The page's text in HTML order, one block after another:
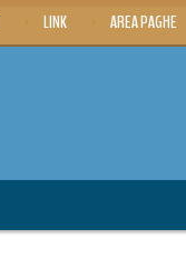
LINK AREA PAGHE